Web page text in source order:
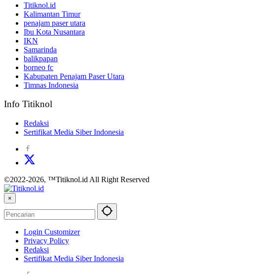
Titiknol.id
Kalimantan Timur
penajam paser utara
Ibu Kota Nusantara
IKN
Samarinda
balikpapan
borneo fc
Kabupaten Penajam Paser Utara
Timnas Indonesia
Info Titiknol
Redaksi
Sertifikat Media Siber Indonesia
©2022-2026, ™Titiknol.id All Right Reserved
×
Login Customizer
Privacy Policy
Redaksi
Sertifikat Media Siber Indonesia